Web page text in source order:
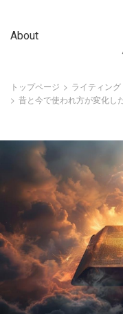
About
トップページ ライティング
昔と今で使われ方が変化し